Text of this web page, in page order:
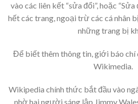
vào các liên kết “sửa đổi”, hoặc
hết các trang, ngoại trừ các cá nhân
những trang bị
Để biết thêm thông tin, giới báo chí
Wikimedia.
Wikipedia chính thức bắt đầu vào
nhờ hai người sáng lập Jimmy